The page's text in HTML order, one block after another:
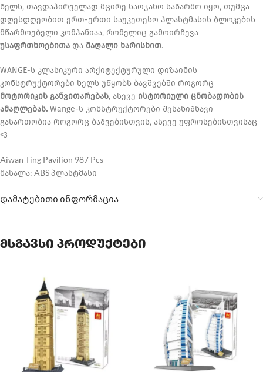
წელს, თავდაპირველად მცირე საოჯახო საწარმო იყო, თუმცა
დღესდღეობით ერთ-ერთი საუკეთესო პლასტმასის ბლოკების
მწარმოებელი კომპანიაა, რომელიც გამოირჩევა
უსაფრთხოებითა და მაღალი ხარისხით.
WANGE-ს კლასიკური არქიტექტურული დიზაინის
კონსტრუქტორები ხელს უწყობს ბავშვებში როგორც
მოტორიკის განვითარებას, ასევე ისტორიული ცნობადობის
ამაღლებას. Wange-ს კონსტრუქტორები შესანიშნავი
გასართობია როგორც ბაშვებისთვის, ასევე უფროსებისთვისაც
<3
Aiwan Ting Pavilion 987 Pcs
მასალა: ABS პლასტმასი
დამატებითი ინფორმაცია
მსგავსი პროდუქტები